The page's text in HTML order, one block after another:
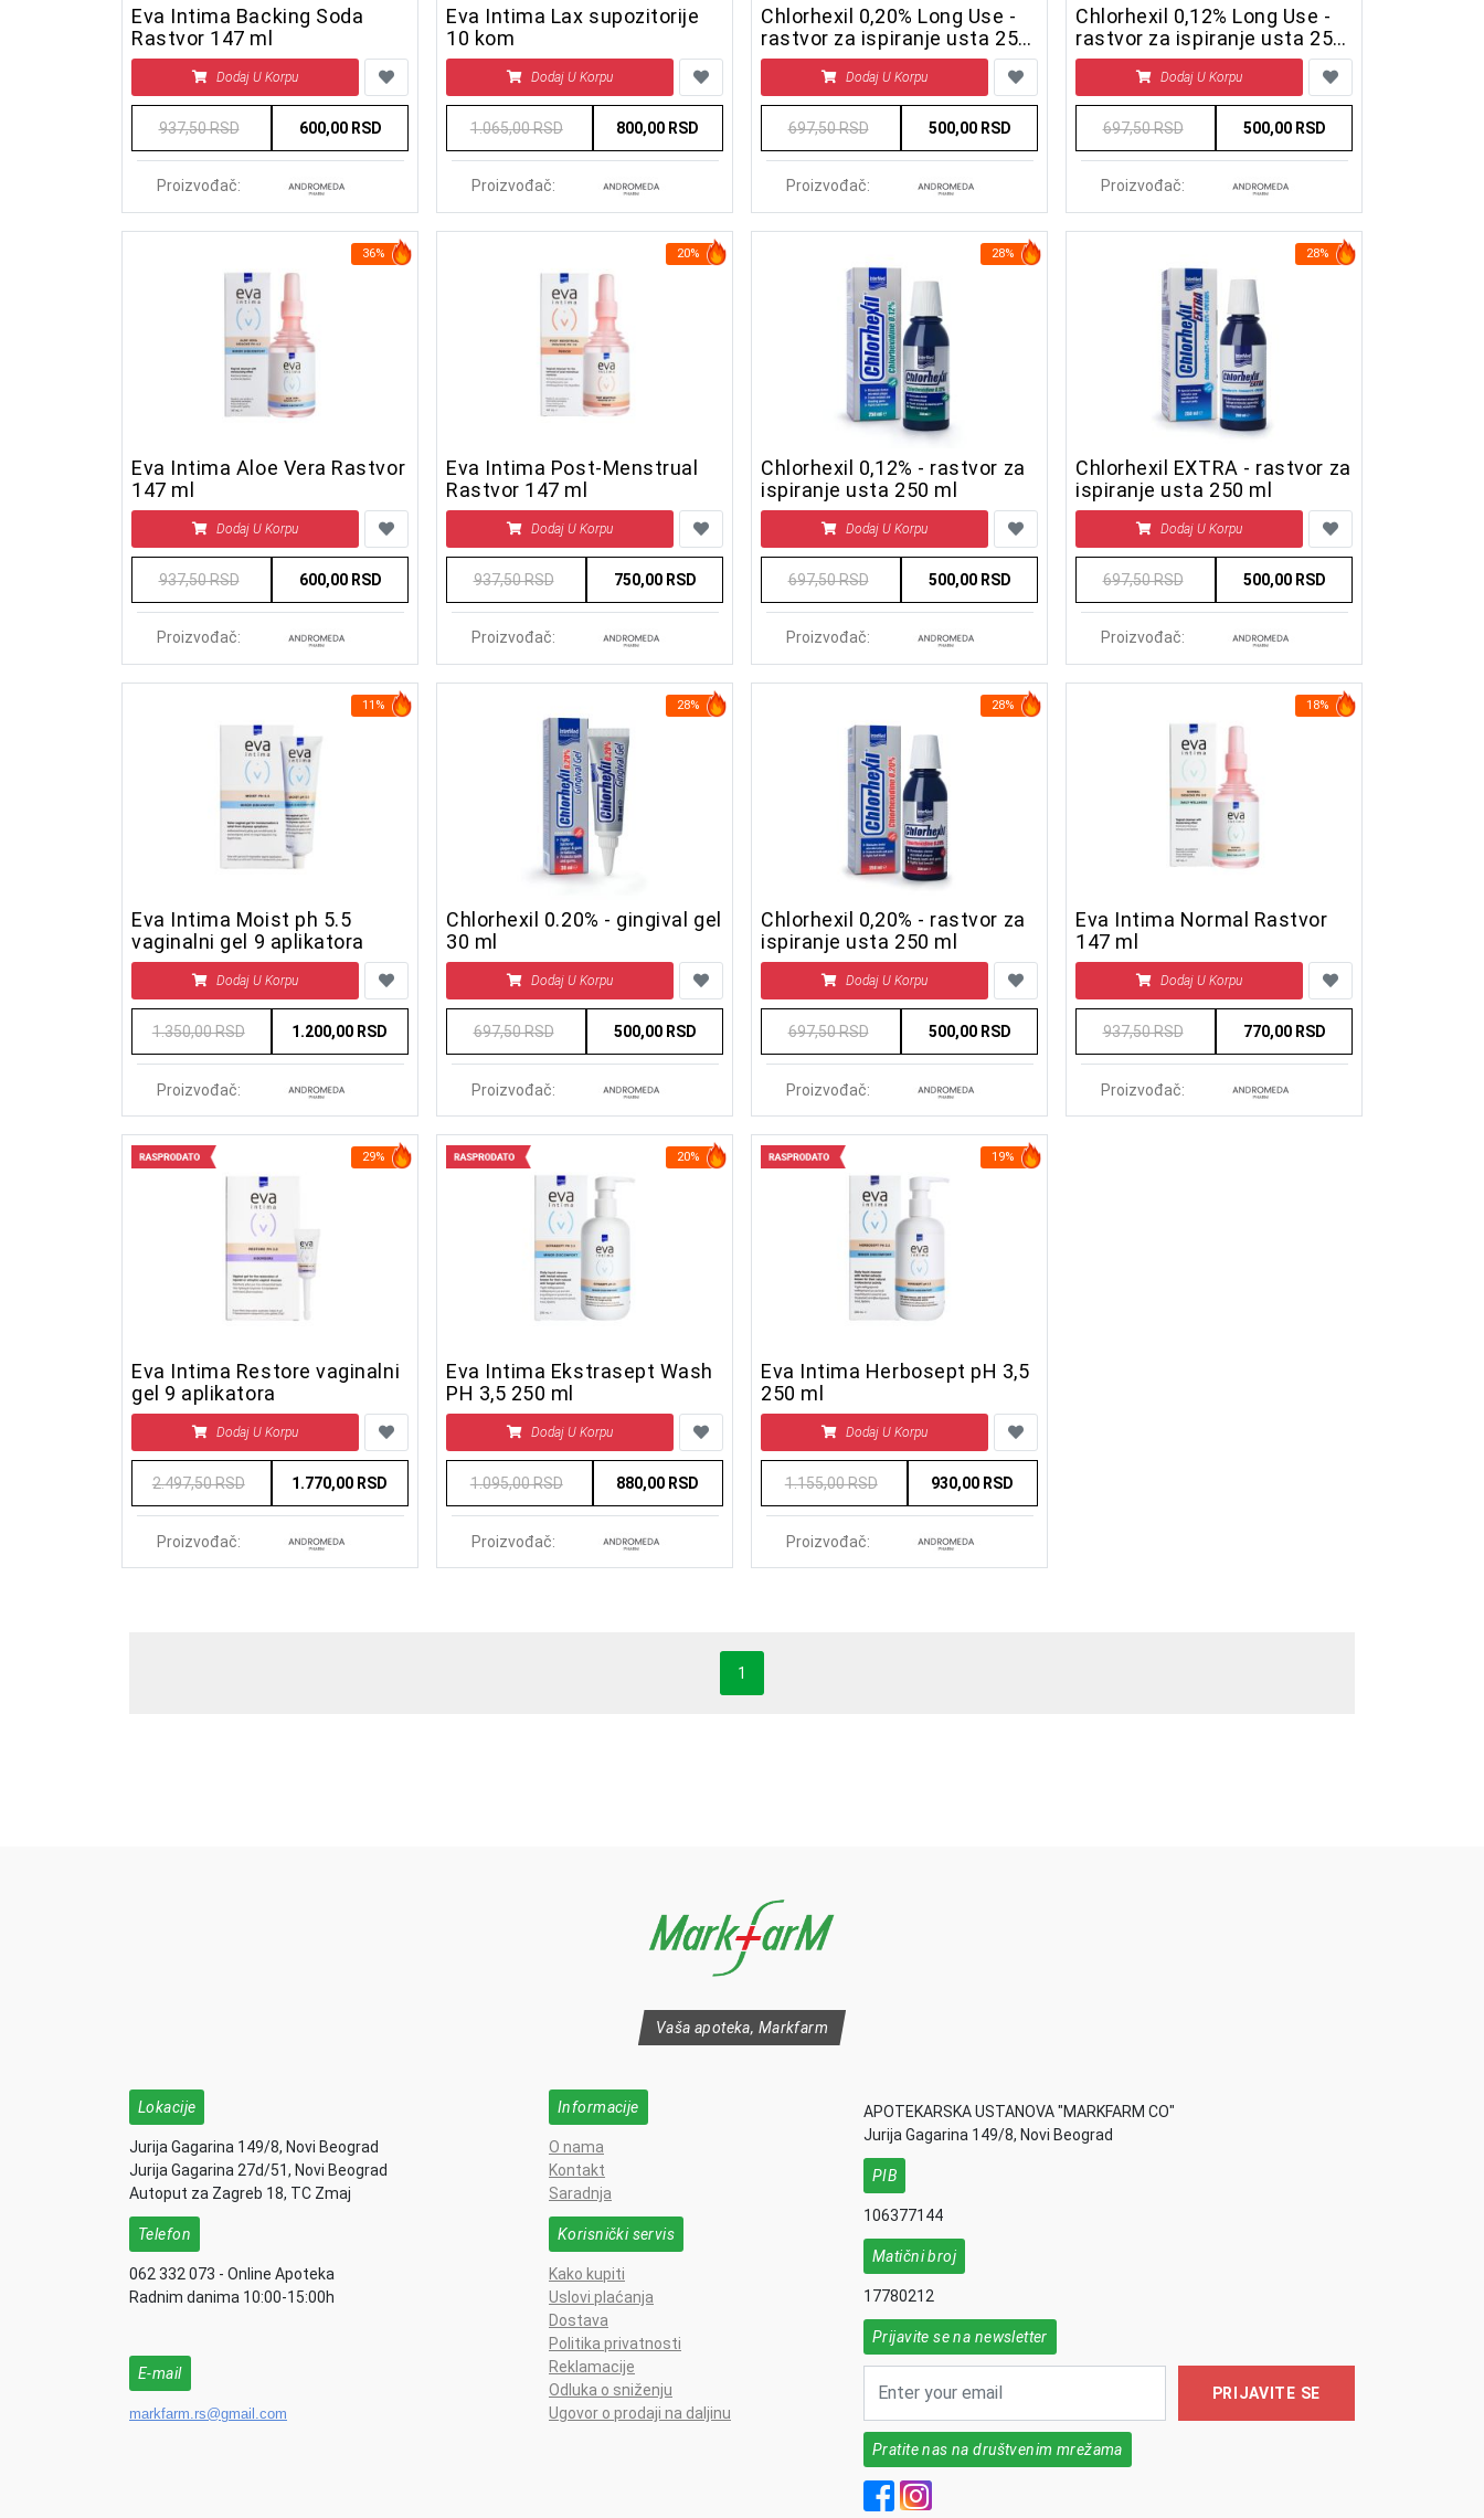
Eva Intima Backing Soda
Rastvor 147 ml
Dodaj U Korpu
937,50 RSD 600,00 RSD
Proizvođač:
Eva Intima Lax supozitorije
10 kom
Dodaj U Korpu
1.065,00 RSD 800,00 RSD
Proizvođač:
Chlorhexil 0,20% Long Use -
rastvor za ispiranje usta 250
ml
Dodaj U Korpu
697,50 RSD 500,00 RSD
Proizvođač:
Chlorhexil 0,12% Long Use -
rastvor za ispiranje usta 250
ml
Dodaj U Korpu
697,50 RSD 500,00 RSD
Proizvođač:
36%
Eva Intima Aloe Vera Rastvor
147 ml
Dodaj U Korpu
937,50 RSD 600,00 RSD
Proizvođač:
20%
Eva Intima Post-Menstrual
Rastvor 147 ml
Dodaj U Korpu
937,50 RSD 750,00 RSD
Proizvođač:
28%
Chlorhexil 0,12% - rastvor za
ispiranje usta 250 ml
Dodaj U Korpu
697,50 RSD 500,00 RSD
Proizvođač:
28%
Chlorhexil EXTRA - rastvor za
ispiranje usta 250 ml
Dodaj U Korpu
697,50 RSD 500,00 RSD
Proizvođač:
11%
Eva Intima Moist ph 5.5
vaginalni gel 9 aplikatora
Dodaj U Korpu
1.350,00 RSD 1.200,00 RSD
Proizvođač:
28%
Chlorhexil 0.20% - gingival gel
30 ml
Dodaj U Korpu
697,50 RSD 500,00 RSD
Proizvođač:
28%
Chlorhexil 0,20% - rastvor za
ispiranje usta 250 ml
Dodaj U Korpu
697,50 RSD 500,00 RSD
Proizvođač:
18%
Eva Intima Normal Rastvor
147 ml
Dodaj U Korpu
937,50 RSD 770,00 RSD
Proizvođač:
29%
Eva Intima Restore vaginalni
gel 9 aplikatora
Dodaj U Korpu
2.497,50 RSD 1.770,00 RSD
Proizvođač:
20%
Eva Intima Ekstrasept Wash
PH 3,5 250 ml
Dodaj U Korpu
1.095,00 RSD 880,00 RSD
Proizvođač:
19%
Eva Intima Herbosept pH 3,5
250 ml
Dodaj U Korpu
1.155,00 RSD 930,00 RSD
Proizvođač:
1
Vaša apoteka, Markfarm
Lokacije
Jurija Gagarina 149/8, Novi Beograd
Jurija Gagarina 27d/51, Novi Beograd
Autoput za Zagreb 18, TC Zmaj
Telefon
062 332 073 - Online Apoteka
Radnim danima 10:00-15:00h
E-mail
markfarm.rs@gmail.com
Informacije
O nama
Kontakt
Saradnja
Korisnički servis
Kako kupiti
Uslovi plaćanja
Dostava
Politika privatnosti
Reklamacije
Odluka o sniženju
Ugovor o prodaji na daljinu
APOTEKARSKA USTANOVA "MARKFARM CO"
Jurija Gagarina 149/8, Novi Beograd
PIB
106377144
Matični broj
17780212
Prijavite se na newsletter
PRIJAVITE SE
Pratite nas na društvenim mrežama